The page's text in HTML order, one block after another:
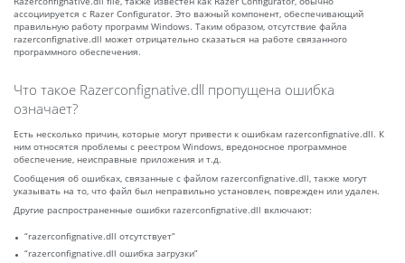
ассоциируется с Razer Configurator. Это важный компонент, обеспечивающий
правильную работу программ Windows. Таким образом, отсутствие файла
razerconfignative.dll может отрицательно сказаться на работе связанного
программного обеспечения.
Что такое Razerconfignative.dll пропущена ошибка
означает?
Есть несколько причин, которые могут привести к ошибкам razerconfignative.dll. К
ним относятся проблемы с реестром Windows, вредоносное программное
обеспечение, неисправные приложения и т.д.
Сообщения об ошибках, связанные с файлом razerconfignative.dll, также могут
указывать на то, что файл был неправильно установлен, поврежден или удален.
Другие распространенные ошибки razerconfignative.dll включают:
“razerconfignative.dll отсутствует”
“razerconfignative.dll ошибка загрузки”